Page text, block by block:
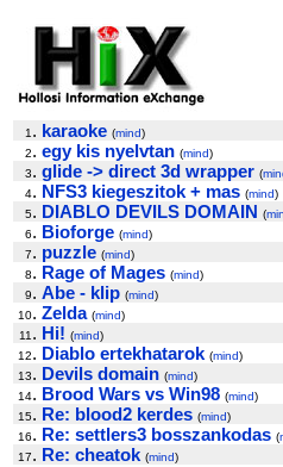
1 . karaoke (mind)
2. egy kis nyelvtan (mind)
3. glide -> direct 3d wrapper (
4. NFS3 kiegeszitok + mas (mind)
5. DIABLO DEVILS DOMAIN (
6. Bioforge (mind)
7. puzzle (mind)
8. Rage of Mages (mind)
9. Abe - klip (mind)
10. Zelda (mind)
11 . Hi! (mind)
12. Diablo ertekhatarok (mind)
13. Devils domain (mind)
14. Brood Wars vs Win98 (mind)
15. Re: blood2 kerdes (mind)
16. Re: settlers3 bosszankodas (
17. Re: cheatok (mind)